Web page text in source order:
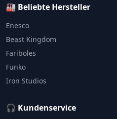
🏭 Beliebte Hersteller
Enesco
Beast Kingdom
Fariboles
Funko
Iron Studios
🎧 Kundenservice